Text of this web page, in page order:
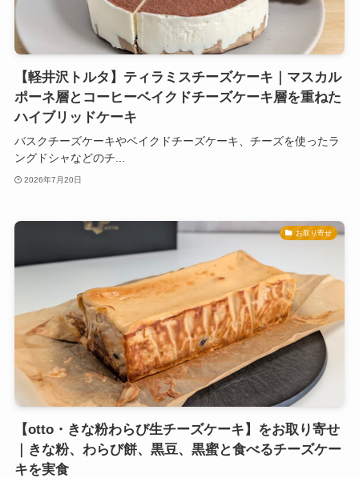
【軽井沢トルタ】ティラミスチーズケーキ｜マスカル
ポーネ層とコーヒーベイクドチーズケーキ層を重ねた
ハイブリッドケーキ
バスクチーズケーキやベイクドチーズケーキ、チーズを使ったラ
ングドシャなどのチ...
2026年7月20日
お取り寄せ
【otto・きな粉わらび生チーズケーキ】をお取り寄せ
｜きな粉、わらび餅、黒豆、黒蜜と食べるチーズケー
キを実食